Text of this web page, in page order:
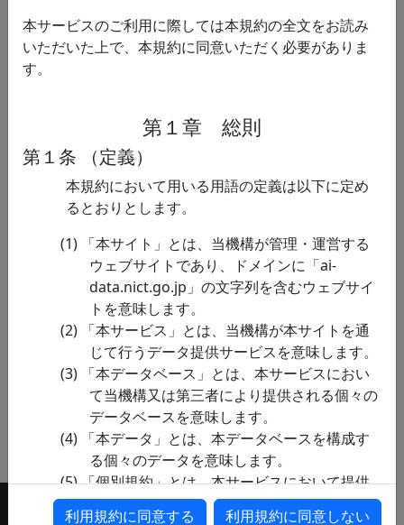
詳細条件
検索
サイ
ダークネット・
データセット2019 照論文の解析に用いたダーク
ネット統計データ及び解析結
ダークネット統計データ:
NICTERダークネット・トラフ
ィックデータから作成した統
計データで…
Copyright © National Institute of Information and
本サービスのご利用に際しては本規約の全文をお読み
いただいた上で、本規約に同意いただく必要がありま
す。
第１章 総則
第１条 （定義）
本規約において用いる用語の定義は以下に定め
るとおりとします。
「本サイト」とは、当機構が管理・運営する
ウェブサイトであり、ドメインに「ai-
data.nict.go.jp」の文字列を含むウェブサイ
トを意味します。
「本サービス」とは、当機構が本サイトを通
じて行うデータ提供サービスを意味します。
「本データベース」とは、本サービスにおい
て当機構又は第三者により提供される個々の
データベースを意味します。
「本データ」とは、本データベースを構成す
る個々のデータを意味します。
「個別規約」とは、本サービスにおいて提供
される本データベースごとに当機構又は当該
利用規約に同意する 利用規約に同意しない